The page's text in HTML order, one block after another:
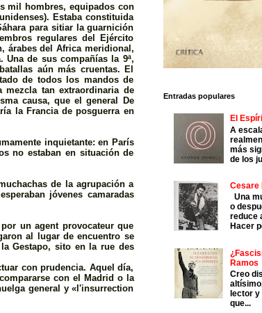
mil hombres, equipados con
Estaba constituida
para sitiar la guarnición
regulares del Ejército
árabes del Africa meridional,
Una de sus compañías la 9ª,
aún más cruentas. El
de todos los mandos de
tan extraordinaria de
causa, que el general De
la Francia de posguerra en
inquietante: en París
no estaban en situación de
de la agrupación a
jóvenes camaradas
un agent provocateur que
al lugar de encuentro se
Gestapo, sito en la rue des
con prudencia. Aquel día,
con el Madrid o la
general y «l'insurrection
Entradas populares
El
A
más
de los
Cesare
Una
o
reduce
Hacer
Ramos
Creo
lector
que...